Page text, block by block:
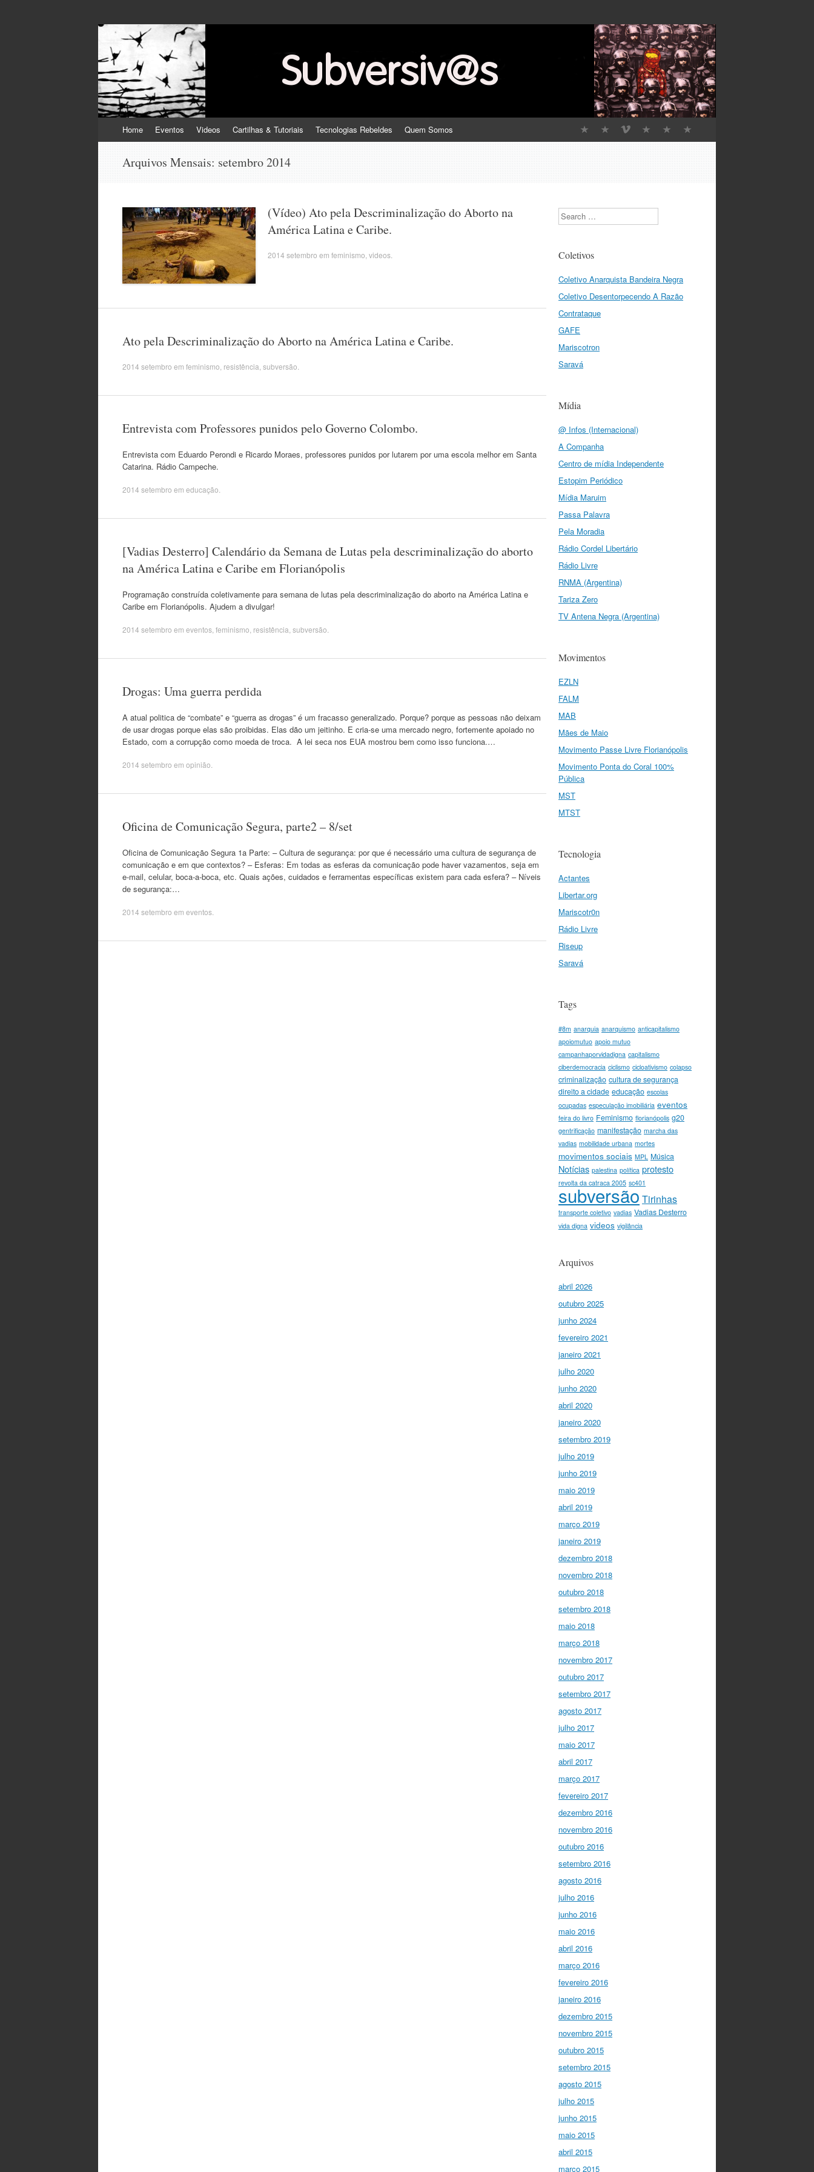
para
conteúdo
Home Eventos Videos Cartilhas & Tutoriais Tecnologias Rebeldes Quem Somos
Arquivos Mensais: setembro 2014
(Vídeo) Ato pela Descriminalização do Aborto na
América Latina e Caribe.
2014 setembro em feminismo videos
Ato pela Descriminalização do Aborto na América Latina e Caribe.
2014 setembro em feminismo resistência subversão
Entrevista com Professores punidos pelo Governo Colombo.
Entrevista com Eduardo Perondi e Ricardo Moraes, professores punidos por lutarem por uma escola melhor em Santa
Catarina. Rádio Campeche.
2014 setembro em educação
[Vadias Desterro] Calendário da Semana de Lutas pela descriminalização do aborto
na América Latina e Caribe em Florianópolis
Programação construída coletivamente para semana de lutas pela descriminalização do aborto na América Latina e
Caribe em Florianópolis. Ajudem a divulgar!
2014 setembro em eventos feminismo resistência subversão
Drogas: Uma guerra perdida
A atual politica de “combate” e “guerra as drogas” é um fracasso generalizado. Porque? porque as pessoas não deixam
de usar drogas porque elas são proibidas. Elas dão um jeitinho. E cria-se uma mercado negro, fortemente apoiado no
Estado, com a corrupção como moeda de troca. A lei seca nos EUA mostrou bem como isso funciona.…
2014 setembro em opinião
Oficina de Comunicação Segura, parte2 – 8/set
Oficina de Comunicação Segura 1a Parte: – Cultura de segurança: por que é necessário uma cultura de segurança de
comunicação e em que contextos? – Esferas: Em todas as esferas da comunicação pode haver vazamentos, seja em
e-mail, celular, boca-a-boca, etc. Quais ações, cuidados e ferramentas específicas existem para cada esfera? – Níveis
de segurança:…
2014 setembro em eventos
Search
Coletivos
Coletivo Anarquista Bandeira Negra
Coletivo Desentorpecendo A Razão
Contrataque
GAFE
Mariscotron
Saravá
Mídia
@ Infos (Internacional)
A Companha
Centro de mídia Independente
Estopim Periódico
Mídia Maruim
Passa Palavra
Pela Moradia
Rádio Cordel Libertário
Rádio Livre
RNMA (Argentina)
Tariza Zero
TV Antena Negra (Argentina)
Movimentos
EZLN
FALM
MAB
Mães de Maio
Movimento Passe Livre Florianópolis
Movimento Ponta do Coral 100%
Pública
MST
MTST
Tecnologia
Actantes
Libertar.org
Mariscotr0n
Rádio Livre
Riseup
Saravá
Tags
#8m anarquia anarquismo anticapitalismo
apoiomutuo apoio mutuo
campanhaporvidadigna capitalismo
ciberdemocracia ciclismo cicloativismo colapso
criminalização cultura de segurança
direito a cidade educação escolas
ocupadas especulação imobiliária eventos
feira do livro Feminismo florianópolis g20
gentrificação manifestação marcha das
vadias mobilidade urbana mortes
movimentos sociais MPL Música
Notícias palestina política protesto
revolta da catraca 2005 sc401
subversãoTirinhas
transporte coletivo vadias Vadias Desterro
vida digna videos vigilância
Arquivos
abril 2026
outubro 2025
junho 2024
fevereiro 2021
janeiro 2021
julho 2020
junho 2020
abril 2020
janeiro 2020
setembro 2019
julho 2019
junho 2019
maio 2019
abril 2019
março 2019
janeiro 2019
dezembro 2018
novembro 2018
outubro 2018
setembro 2018
maio 2018
março 2018
novembro 2017
outubro 2017
setembro 2017
agosto 2017
julho 2017
maio 2017
abril 2017
março 2017
fevereiro 2017
dezembro 2016
novembro 2016
outubro 2016
setembro 2016
agosto 2016
julho 2016
junho 2016
maio 2016
abril 2016
março 2016
fevereiro 2016
janeiro 2016
dezembro 2015
novembro 2015
outubro 2015
setembro 2015
agosto 2015
julho 2015
junho 2015
maio 2015
abril 2015
março 2015